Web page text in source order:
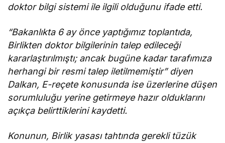
doktor bilgi sistemi ile ilgili olduğunu ifade etti.
“Bakanlıkta 6 ay önce yaptığımız toplantıda,
Birlikten doktor bilgilerinin talep edileceği
kararlaştırılmıştı; ancak bugüne kadar tarafımıza
herhangi bir resmi talep iletilmemiştir” diyen
Dalkan, E-reçete konusunda ise üzerlerine düşen
sorumluluğu yerine getirmeye hazır olduklarını
açıkça belirttiklerini kaydetti.
Konunun, Birlik yasası tahtında gerekli tüzük